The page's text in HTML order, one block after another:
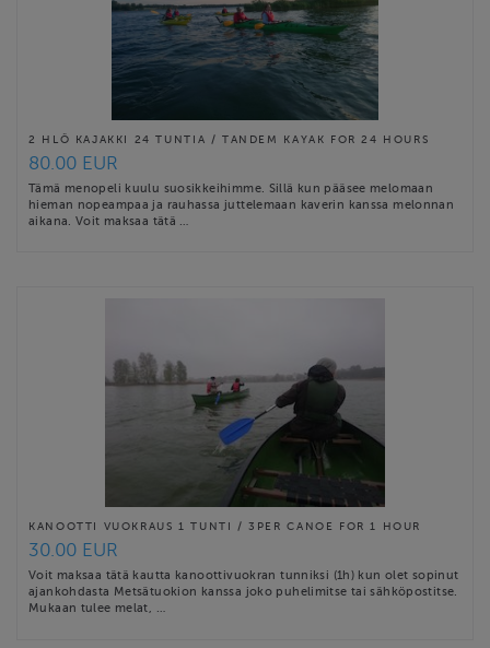
2 HLÖ KAJAKKI 24 TUNTIA / TANDEM KAYAK FOR 24 HOURS
80.00 EUR
Tämä menopeli kuulu suosikkeihimme. Sillä kun pääsee melomaan
hieman nopeampaa ja rauhassa juttelemaan kaverin kanssa melonnan
aikana. Voit maksaa tätä …
KANOOTTI VUOKRAUS 1 TUNTI / 3PER CANOE FOR 1 HOUR
30.00 EUR
Voit maksaa tätä kautta kanoottivuokran tunniksi (1h) kun olet sopinut
ajankohdasta Metsätuokion kanssa joko puhelimitse tai sähköpostitse.
Mukaan tulee melat, …